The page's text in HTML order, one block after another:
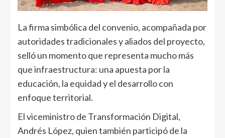
La firma simbólica del convenio, acompañada por
autoridades tradicionales y aliados del proyecto,
selló un momento que representa mucho más
que infraestructura: una apuesta por la
educación, la equidad y el desarrollo con
enfoque territorial.
El viceministro de Transformación Digital,
Andrés López, quien también participó de la